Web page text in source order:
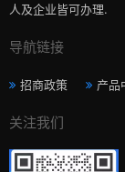
人及企业皆可办理.
导航链接
招商政策 产品
关注我们